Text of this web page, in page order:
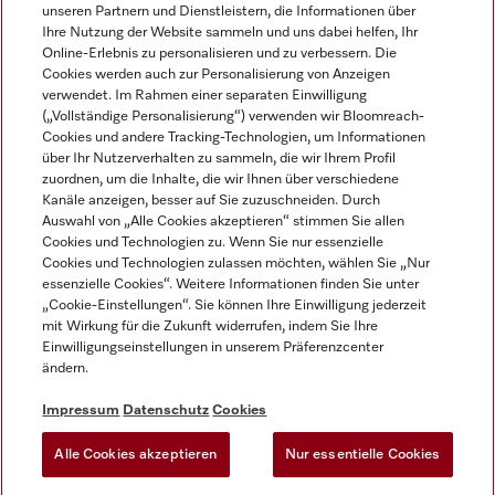
Impressum
AGB
Datenschutz
Nutzungsbedingungen
EU-Gesetzen über digitale Dienste
Cookie Einstellungen
Miele auf Instagram
Miele auf Facebook
Miele auf Youtube
unseren Partnern und Dienstleistern, die Informationen über
Ihre Nutzung der Website sammeln und uns dabei helfen, Ihr
Online-Erlebnis zu personalisieren und zu verbessern. Die
Cookies werden auch zur Personalisierung von Anzeigen
verwendet. Im Rahmen einer separaten Einwilligung
(„Vollständige Personalisierung“) verwenden wir Bloomreach-
Cookies und andere Tracking-Technologien, um Informationen
über Ihr Nutzerverhalten zu sammeln, die wir Ihrem Profil
zuordnen, um die Inhalte, die wir Ihnen über verschiedene
Kanäle anzeigen, besser auf Sie zuzuschneiden. Durch
Auswahl von „Alle Cookies akzeptieren“ stimmen Sie allen
Cookies und Technologien zu. Wenn Sie nur essenzielle
Cookies und Technologien zulassen möchten, wählen Sie „Nur
essenzielle Cookies“. Weitere Informationen finden Sie unter
„Cookie-Einstellungen“. Sie können Ihre Einwilligung jederzeit
mit Wirkung für die Zukunft widerrufen, indem Sie Ihre
Einwilligungseinstellungen in unserem Präferenzcenter
ändern.
Impressum Datenschutz Cookies
Alle Cookies akzeptieren Nur essentielle Cookies